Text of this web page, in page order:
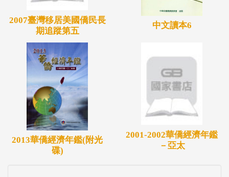
2007臺灣移居美國僑民長
期追蹤第五
中文讀本6
2013華僑經濟年鑑(附光
碟)
2001-2002華僑經濟年鑑
－亞太